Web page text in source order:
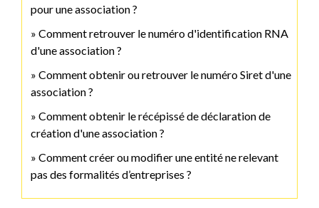
pour une association ?
Comment retrouver le numéro d'identification RNA
d'une association ?
Comment obtenir ou retrouver le numéro Siret d'une
association ?
Comment obtenir le récépissé de déclaration de
création d'une association ?
Comment créer ou modifier une entité ne relevant
pas des formalités d’entreprises ?